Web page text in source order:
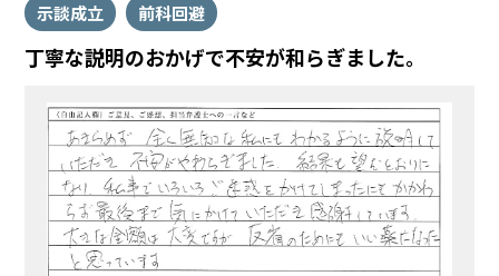
示談成立 前科回避
丁寧な説明のおかげで不安が和らぎました。